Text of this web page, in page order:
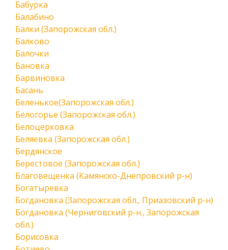
Бабурка
Балабино
Балки (Запорожская обл.)
Балково
Балочки
Бановка
Барвиновка
Басань
Беленькое(Запорожская обл.)
Белогорье (Запорожская обл.)
Белоцерковка
Беляевка (Запорожская обл.)
Бердянское
Берестовое (Запорожская обл.)
Благовещенка (Камянско-Днепровский р-н)
Богатыревка
Богдановка (Запорожская обл., Приазовский р-н)
Богдановка (Черниговский р-н., Запорожская
обл.)
Борисовка